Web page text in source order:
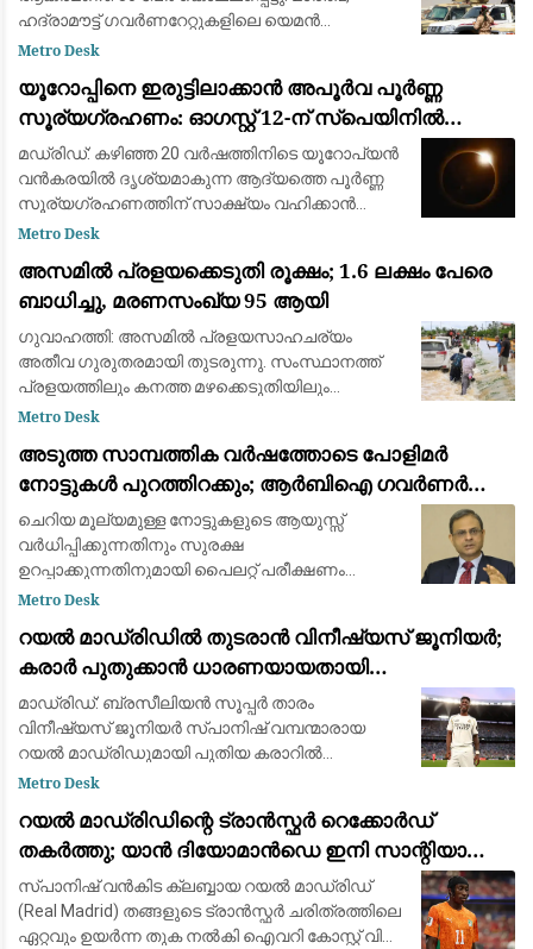
ഹദ്രാമൗട്ട് ഗവർണറേറ്റുകളിലെ യെമൻ
എമർജൻസി ഫോഴ്‌സ് ക്യാമ്പുകൾക്ക്
വലിയ ആക്രമണമാണിത്
Metro Desk
യൂറോപ്പിനെ ഇരുട്ടിലാക്കാൻ അപൂർവ പൂർണ്ണ
സൂര്യഗ്രഹണം: ഓഗസ്റ്റ് 12-ന് സ്പെയിനിൽ
പ്രകൃതിയുടെ വിസ്മയക്കാഴ്ച
മഡ്രിഡ്: കഴിഞ്ഞ 20 വർഷത്തിനിടെ യൂറോപ്യൻ
വൻകരയിൽ ദൃശ്യമാകുന്ന ആദ്യത്തെ പൂർണ്ണ
സൂര്യഗ്രഹണത്തിന് സാക്ഷ്യം വഹിക്കാൻ
ഒരുങ്ങി ശാസ്ത്രലോകവും ആകാശപ്രേമികളും.
മറയ്ക
Metro Desk
അസമിൽ പ്രളയക്കെടുതി രൂക്ഷം; 1.6 ലക്ഷം പേരെ
ബാധിച്ചു, മരണസംഖ്യ 95 ആയി
ഗുവാഹത്തി: അസമിൽ പ്രളയസാഹചര്യം
അതീവ ഗുരുതരമായി തുടരുന്നു. സംസ്ഥാനത്ത്
പ്രളയത്തിലും കനത്ത മഴക്കെടുതിയിലും
മരിച്ചവരുടെ എണ്ണം 95 ആയി ഉയർന്നു. 14
ആളുകളെയാണ് വെള്
Metro Desk
അടുത്ത സാമ്പത്തിക വർഷത്തോടെ പോളിമർ
നോട്ടുകൾ പുറത്തിറക്കും; ആർബിഐ ഗവർണർ
സഞ്ജയ് മൽഹോത്ര
ചെറിയ മൂല്യമുള്ള നോട്ടുകളുടെ ആയുസ്സ്
വർധിപ്പിക്കുന്നതിനും സുരക്ഷ
ഉറപ്പാക്കുന്നതിനുമായി പൈലറ്റ് പരീക്ഷണം
പുരോഗമിക്കുന്നു.
Metro Desk
റയൽ മാഡ്രിഡിൽ തുടരാൻ വിനീഷ്യസ് ജൂനിയർ;
കരാർ പുതുക്കാൻ ധാരണയായതായി
ഫാബ്രിസിയോ റൊമാനോയും ദ അത്‌ലറ്റിക്കും
മാഡ്രിഡ്: ബ്രസീലിയൻ സൂപ്പർ താരം
വിനീഷ്യസ് ജൂനിയർ സ്പാനിഷ് വമ്പന്മാരായ
റയൽ മാഡ്രിഡുമായി പുതിയ കരാറിൽ
ഒപ്പുവെക്കാൻ ഒരുങ്ങുന്നു. പ്രമുഖ ട്രാൻസ്ഫർ
റൊമാനോയും 'ദ അത്‌ലറ്റികു'മാണ
Metro Desk
റയൽ മാഡ്രിഡിന്റെ ട്രാൻസ്ഫർ റെക്കോർഡ്
തകർത്തു; യാൻ ദിയോമാൻഡെ ഇനി സാന്റിയാഗോ
ബെർണബ്യൂവിൽ
സ്പാനിഷ് വൻകിട ക്ലബ്ബായ റയൽ മാഡ്രിഡ്
(Real Madrid) തങ്ങളുടെ ട്രാൻസ്ഫർ ചരിത്രത്തിലെ
ഏറ്റവും ഉയർന്ന തുക നൽകി ഐവറി കോസ്റ്റ് വിങ്